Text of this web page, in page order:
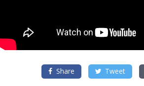
Share Tweet